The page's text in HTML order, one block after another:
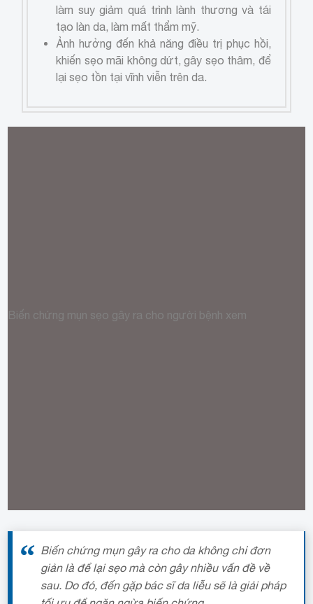
làm suy giảm quá trình lành thương và tái
tạo làn da, làm mất thẩm mỹ.
Ảnh hưởng đến khả năng điều trị phục hồi,
khiến sẹo mãi không dứt, gây sẹo thâm, để
lại sẹo tồn tại vĩnh viễn trên da.
Biến chứng mụn sẹo gây ra cho người bệnh xem
Biến chứng mụn gây ra cho da không chỉ đơn
giản là để lại sẹo mà còn gây nhiều vấn đề về
sau. Do đó, đến gặp bác sĩ da liễu sẽ là giải pháp